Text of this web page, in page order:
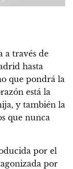
a través de
hasta
que pondrá la
está la
y también la
que nunca
por el
por